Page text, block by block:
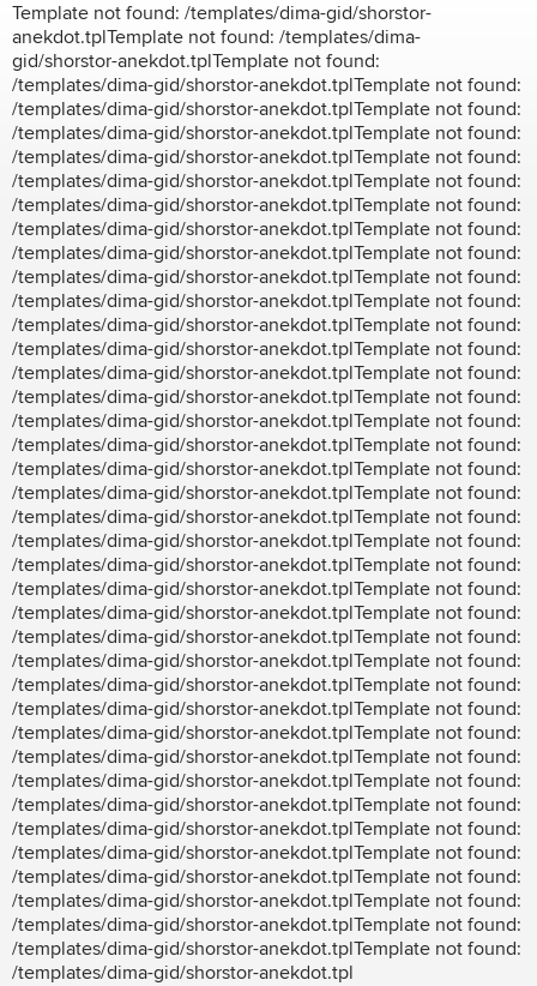
Template not found: /templates/dima-gid/shorstor-
anekdot.tplTemplate not found: /templates/dima-
gid/shorstor-anekdot.tplTemplate not found:
/templates/dima-gid/shorstor-anekdot.tplTemplate not found:
/templates/dima-gid/shorstor-anekdot.tplTemplate not found:
/templates/dima-gid/shorstor-anekdot.tplTemplate not found:
/templates/dima-gid/shorstor-anekdot.tplTemplate not found:
/templates/dima-gid/shorstor-anekdot.tplTemplate not found:
/templates/dima-gid/shorstor-anekdot.tplTemplate not found:
/templates/dima-gid/shorstor-anekdot.tplTemplate not found:
/templates/dima-gid/shorstor-anekdot.tplTemplate not found:
/templates/dima-gid/shorstor-anekdot.tplTemplate not found:
/templates/dima-gid/shorstor-anekdot.tplTemplate not found:
/templates/dima-gid/shorstor-anekdot.tplTemplate not found:
/templates/dima-gid/shorstor-anekdot.tplTemplate not found:
/templates/dima-gid/shorstor-anekdot.tplTemplate not found:
/templates/dima-gid/shorstor-anekdot.tplTemplate not found:
/templates/dima-gid/shorstor-anekdot.tplTemplate not found:
/templates/dima-gid/shorstor-anekdot.tplTemplate not found:
/templates/dima-gid/shorstor-anekdot.tplTemplate not found:
/templates/dima-gid/shorstor-anekdot.tplTemplate not found:
/templates/dima-gid/shorstor-anekdot.tplTemplate not found:
/templates/dima-gid/shorstor-anekdot.tplTemplate not found:
/templates/dima-gid/shorstor-anekdot.tplTemplate not found:
/templates/dima-gid/shorstor-anekdot.tplTemplate not found:
/templates/dima-gid/shorstor-anekdot.tplTemplate not found:
/templates/dima-gid/shorstor-anekdot.tplTemplate not found:
/templates/dima-gid/shorstor-anekdot.tplTemplate not found:
/templates/dima-gid/shorstor-anekdot.tplTemplate not found:
/templates/dima-gid/shorstor-anekdot.tplTemplate not found:
/templates/dima-gid/shorstor-anekdot.tplTemplate not found:
/templates/dima-gid/shorstor-anekdot.tplTemplate not found:
/templates/dima-gid/shorstor-anekdot.tplTemplate not found:
/templates/dima-gid/shorstor-anekdot.tplTemplate not found:
/templates/dima-gid/shorstor-anekdot.tplTemplate not found:
/templates/dima-gid/shorstor-anekdot.tplTemplate not found:
/templates/dima-gid/shorstor-anekdot.tplTemplate not found:
/templates/dima-gid/shorstor-anekdot.tplTemplate not found:
/templates/dima-gid/shorstor-anekdot.tplTemplate not found:
/templates/dima-gid/shorstor-anekdot.tplTemplate not found:
/templates/dima-gid/shorstor-anekdot.tpl